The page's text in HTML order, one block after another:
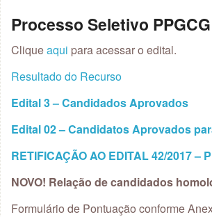
Processo Seletivo
Cliqueaqui para acessar o edital.
Resultado do Recurso
Edital 3 – Candidados Aprovados
Edital 02 – Candidatos Aprovados
RETIFICAÇÃO AO EDITAL 42/2017 –
NOVO! Relação de candidados
Formulário de Pontuação conforme